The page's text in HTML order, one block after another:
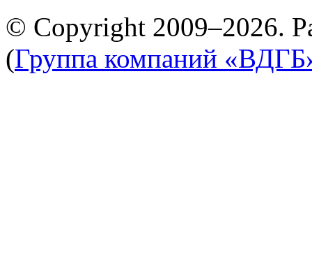
© Copyright 2009–2026.
(Группа компаний